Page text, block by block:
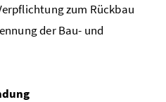
zum Rückbau
der Bau- und